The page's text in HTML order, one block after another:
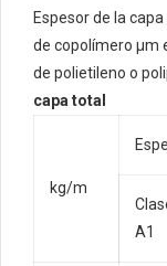
Espesor de la
de copolímero µm
de polietileno o
capa total
kg/m
A1